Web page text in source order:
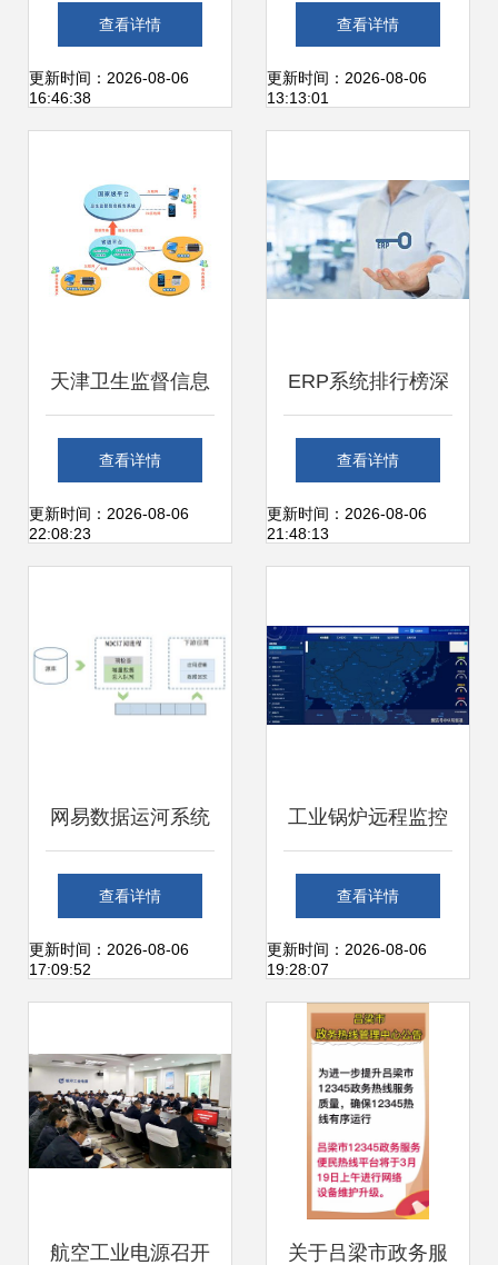
服务 企业数字化转
型的坚实后盾
查看详情
更新时间：2026-08-06
16:46:38
服务 保障企业数字
化转型的核心支撑
查看详情
更新时间：2026-08-06
13:13:01
天津卫生监督信息
化建设开启新篇章
我司中标运维项
查看详情
更新时间：2026-08-06
22:08:23
ERP系统排行榜深
度解析 前十排名与
信息系统运行维护
查看详情
更新时间：2026-08-06
21:48:13
网易数据运河系统
（NDC） 架构设计
与运维服务实践
查看详情
更新时间：2026-08-06
17:09:52
工业锅炉远程监控
与智能运维解决方
案
查看详情
更新时间：2026-08-06
19:28:07
航空工业电源召开 关于吕梁市政务服